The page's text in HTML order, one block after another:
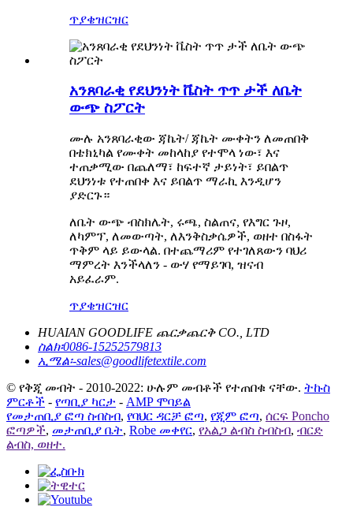
ጥያቄዝርዝር
አንጸባራቂ የደህንነት ቬስት ጥጥ ታች ለቤት
ውጭ ስፖርት
ሙሉ አንጸባራቂው ጃኬት/ ጃኬት ሙቀትን ለመጠበቅ
በቴክኒካል የሙቀት መከላከያ የተሞላ ነው፣ እና
ተጠቃሚው በጨለማ፣ ከፍተኛ ታይነት፣ ይበልጥ
ደህንነቱ የተጠበቀ እና ይበልጥ ማራኪ እንዲሆን
ያድርጉ።
ለቤት ውጭ ብስክሌት, ሩጫ, ስልጠና, የእግር ጉዞ,
ለካምፕ, ለመውጣት, ለእንቅስቃሴዎች, ወዘተ በስፋት
ጥቅም ላይ ይውላል. በተጨማሪም የተገለጸውን ባህሪ
ማምረት እንችላለን - ውሃ የማይገባ, ዝናብ
አይፈራም.
ጥያቄዝርዝር
HUAIAN GOODLIFE ጨርቃጨርቅ CO., LTD
ስልክ፡0086-15252579813
ኢሜል፡-sales@goodlifetextile.com
© የቅጂ መብት - 2010-2022: ሁሉም መብቶች የተጠበቁ ናቸው. ትኩስ
ምርቶች - የጣቢያ ካርታ - AMP ሞባይል
የመታጠቢያ ፎጣ ስብስብ, የባህር ዳርቻ ፎጣ, የጂም ፎጣ, ሰርፍ Poncho
ፎጣዎች, መታጠቢያ ቤት, Robe መቀየር, የአልጋ ልብስ ስብስብ, ብርድ
ልብስ, ወዘተ.